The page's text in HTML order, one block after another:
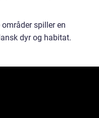
spiller en
dyr og habitat.